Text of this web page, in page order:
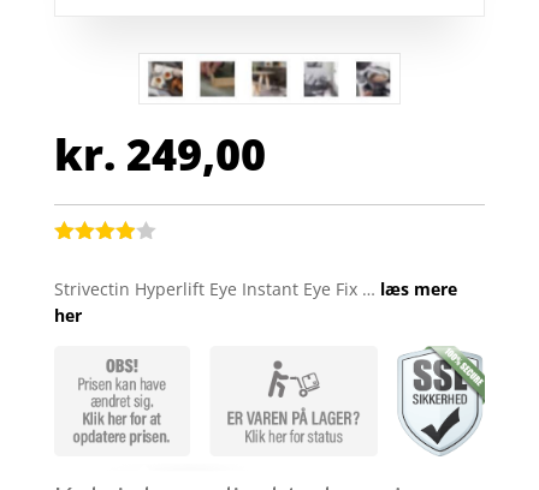
kr. 249,00
ud af 5
baseret
ømmelse
Strivectin Hyperlift Eye Instant Eye Fix … læs mere
her